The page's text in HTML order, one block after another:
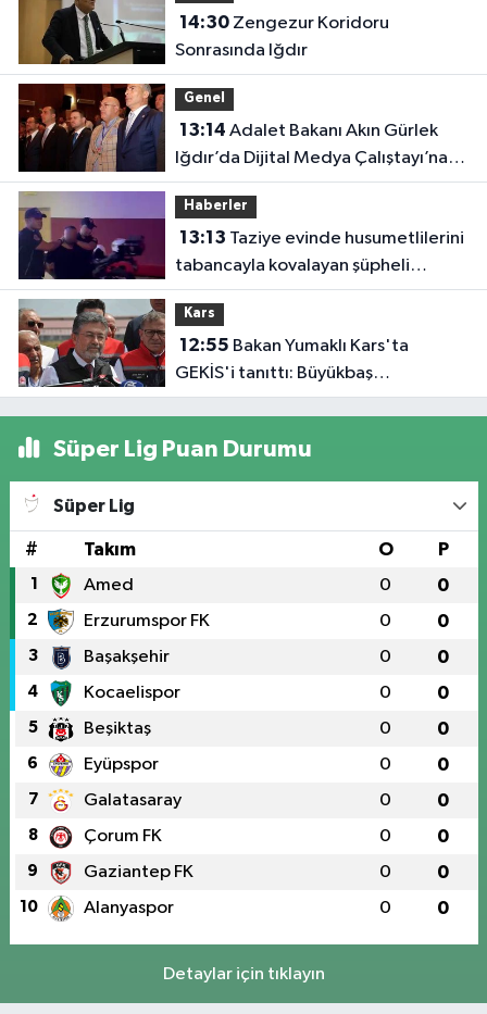
14:30Zengezur Koridoru
Sonrasında Iğdır
Genel
13:14
Iğdır’da Dijital Medya Çalıştayı’na
Katıldı
Haberler
13:13
tabancayla kovalayan şüpheli
gözaltına alındı
Kars
12:55
GEKİS'i tanıttı: Büyükbaş
hayvancılıkta 'dijital kimlik' dönemi
Süper Lig Puan Durumu
Süper Lig
# Takım O P
1 Amed 0 0
2 Erzurumspor FK 0 0
3 Başakşehir 0 0
4 Kocaelispor 0 0
5 Beşiktaş 0 0
6 Eyüpspor 0 0
7 Galatasaray 0 0
8 Çorum FK 0 0
9 Gaziantep FK 0 0
10 Alanyaspor 0 0
Detaylar için tıklayın